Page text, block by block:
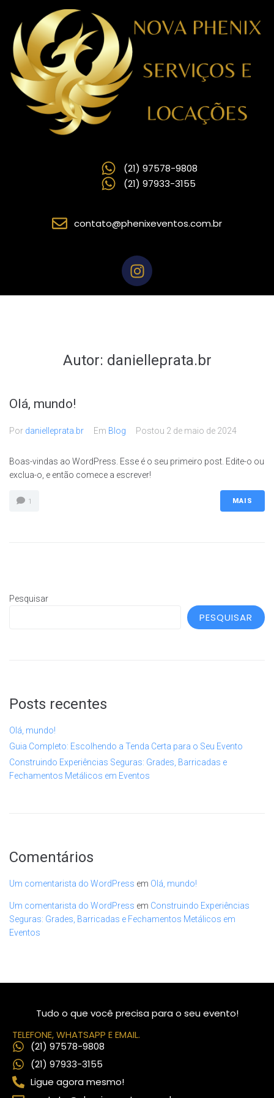
(21) 97578-9808
(21) 97933-3155
contato@phenixeventos.com.br
Autor: danielleprata.br
Olá, mundo!
Por danielleprata.br Em Blog Postou 2 de maio de 2024
Boas-vindas ao WordPress. Esse é o seu primeiro post. Edite-o ou
exclua-o, e então comece a escrever!
1 MAIS
Pesquisar
PESQUISAR
Posts recentes
Olá, mundo!
Guia Completo: Escolhendo a Tenda Certa para o Seu Evento
Construindo Experiências Seguras: Grades, Barricadas e
Fechamentos Metálicos em Eventos
Comentários
Um comentarista do WordPress em Olá, mundo!
Um comentarista do WordPress em Construindo Experiências
Seguras: Grades, Barricadas e Fechamentos Metálicos em
Eventos
Tudo o que você precisa para o seu evento!
TELEFONE, WHATSAPP E EMAIL.
(21) 97578-9808
(21) 97933-3155
Ligue agora mesmo!